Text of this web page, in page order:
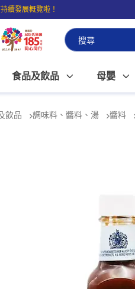
續發展概覽啦！
貨；滿$100即可免費店取。
食品及飲品 母嬰
飲品 調味料、醬料、湯 醬料